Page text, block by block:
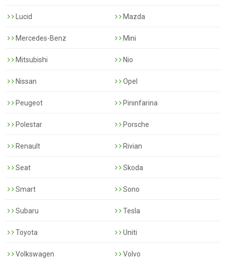
Lucid Mazda
Mercedes-Benz Mini
Mitsubishi Nio
Nissan Opel
Peugeot Pininfarina
Polestar Porsche
Renault Rivian
Seat Skoda
Smart Sono
Subaru Tesla
Toyota Uniti
Volkswagen Volvo